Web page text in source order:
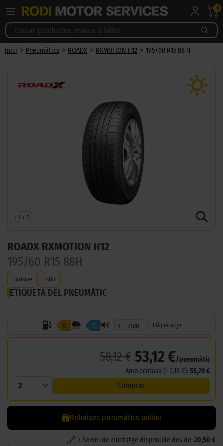
0
Inici > Pneumàtics > ROADX > RXMOTION H12 > 195/60 R15 88 H
1 / 1
ROADX RXMOTION H12
195/60 R15 88H
Turisme Estiu
ETIQUETA DEL PNEUMÀTIC
D C B 71dB Etiquetatge
58,12 € 53,12 €/pneumàtic
Amb ecotasa (+ 2,18 €): 55,29 €
2 Comprar
Rebaixes pneumàtics online
+ Servei de muntatge disponible des de: 20,50 €